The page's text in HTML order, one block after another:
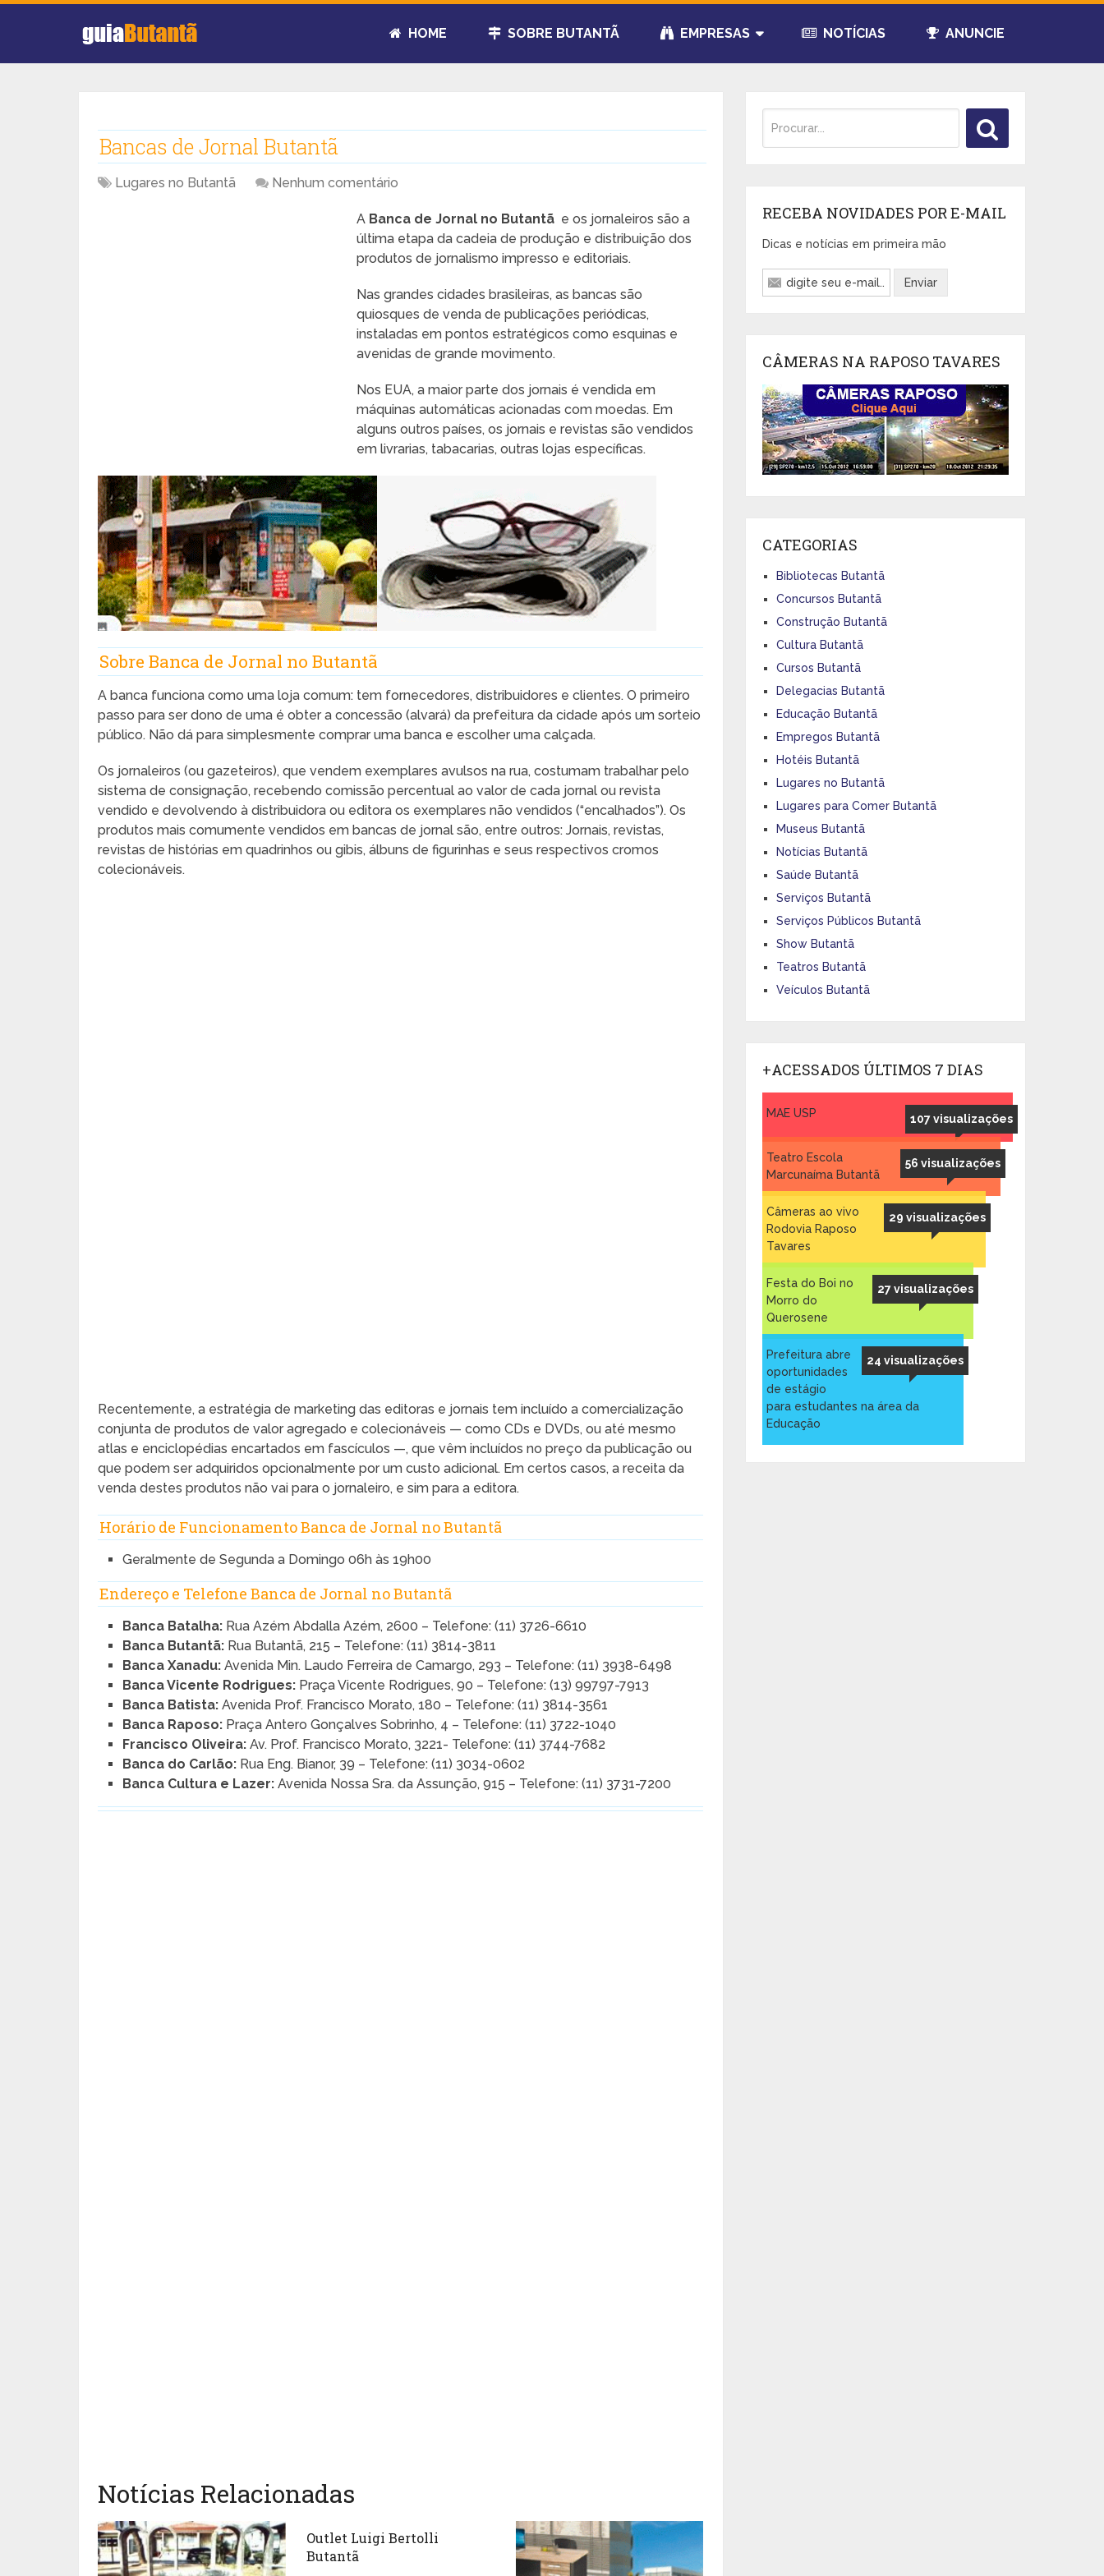
HOME SOBRE BUTANTÃ EMPRESAS NOTÍCIAS ANUNCIE
Bancas de Jornal Butantã
Lugares no Butantã Nenhum comentário
A Banca de Jornal no Butantã e os jornaleiros são a
última etapa da cadeia de produção e distribuição dos
produtos de jornalismo impresso e editoriais.
Nas grandes cidades brasileiras, as bancas são
quiosques de venda de publicações periódicas,
instaladas em pontos estratégicos como esquinas e
avenidas de grande movimento.
Nos EUA, a maior parte dos jornais é vendida em
máquinas automáticas acionadas com moedas. Em
alguns outros países, os jornais e revistas são vendidos
em livrarias, tabacarias, outras lojas específicas.
Sobre Banca de Jornal no Butantã
A banca funciona como uma loja comum: tem fornecedores, distribuidores e clientes. O primeiro
passo para ser dono de uma é obter a concessão (alvará) da prefeitura da cidade após um sorteio
público. Não dá para simplesmente comprar uma banca e escolher uma calçada.
Os jornaleiros (ou gazeteiros), que vendem exemplares avulsos na rua, costumam trabalhar pelo
sistema de consignação, recebendo comissão percentual ao valor de cada jornal ou revista
vendido e devolvendo à distribuidora ou editora os exemplares não vendidos (“encalhados”). Os
produtos mais comumente vendidos em bancas de jornal são, entre outros: Jornais, revistas,
revistas de histórias em quadrinhos ou gibis, álbuns de figurinhas e seus respectivos cromos
colecionáveis.
Recentemente, a estratégia de marketing das editoras e jornais tem incluído a comercialização
conjunta de produtos de valor agregado e colecionáveis — como CDs e DVDs, ou até mesmo
atlas e enciclopédias encartados em fascículos —, que vêm incluídos no preço da publicação ou
que podem ser adquiridos opcionalmente por um custo adicional. Em certos casos, a receita da
venda destes produtos não vai para o jornaleiro, e sim para a editora.
Horário de Funcionamento Banca de Jornal no Butantã
Geralmente de Segunda a Domingo 06h às 19h00
Endereço e Telefone Banca de Jornal no Butantã
Banca Batalha: Rua Azém Abdalla Azém, 2600 – Telefone: (11) 3726-6610
Banca Butantã: Rua Butantã, 215 – Telefone: (11) 3814-3811
Banca Xanadu: Avenida Min. Laudo Ferreira de Camargo, 293 – Telefone: (11) 3938-6498
Banca Vicente Rodrigues: Praça Vicente Rodrigues, 90 – Telefone: (13) 99797-7913
Banca Batista: Avenida Prof. Francisco Morato, 180 – Telefone: (11) 3814-3561
Banca Raposo: Praça Antero Gonçalves Sobrinho, 4 – Telefone: (11) 3722-1040
Francisco Oliveira: Av. Prof. Francisco Morato, 3221- Telefone: (11) 3744-7682
Banca do Carlão: Rua Eng. Bianor, 39 – Telefone: (11) 3034-0602
Banca Cultura e Lazer: Avenida Nossa Sra. da Assunção, 915 – Telefone: (11) 3731-7200
Notícias Relacionadas
Outlet Luigi Bertolli
Butantã
RECEBA NOVIDADES POR E-MAIL
Dicas e notícias em primeira mão
CÂMERAS NA RAPOSO TAVARES
CATEGORIAS
Bibliotecas Butantã
Concursos Butantã
Construção Butantã
Cultura Butantã
Cursos Butantã
Delegacias Butantã
Educação Butantã
Empregos Butantã
Hotéis Butantã
Lugares no Butantã
Lugares para Comer Butantã
Museus Butantã
Notícias Butantã
Saúde Butantã
Serviços Butantã
Serviços Públicos Butantã
Show Butantã
Teatros Butantã
Veículos Butantã
+ACESSADOS ÚLTIMOS 7 DIAS
107 visualizações
MAE USP
56 visualizações
Teatro Escola
Marcunaíma Butantã
29 visualizações
Câmeras ao vivo
Rodovia Raposo
Tavares
27 visualizações
Festa do Boi no
Morro do
Querosene
24 visualizações
Prefeitura abre
oportunidades
de estágio
para estudantes na área da
Educação